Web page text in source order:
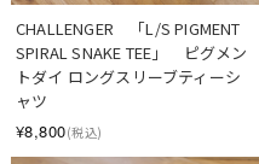
CHALLENGER　「L/S PIGMENT
SPIRAL SNAKE TEE」　ピグメン
トダイ ロングスリーブティーシ
ャツ
¥8,800(税込)